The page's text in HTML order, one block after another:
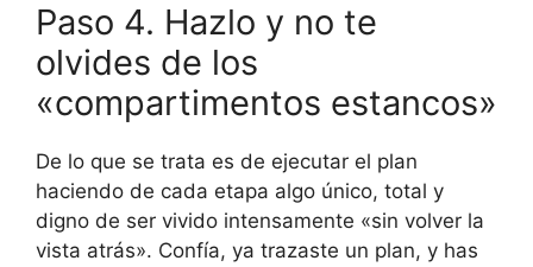
Paso 4. Hazlo y no te
olvides de los
«compartimentos estancos»
De lo que se trata es de ejecutar el plan
haciendo de cada etapa algo único, total y
digno de ser vivido intensamente «sin volver la
vista atrás». Confía, ya trazaste un plan, y has